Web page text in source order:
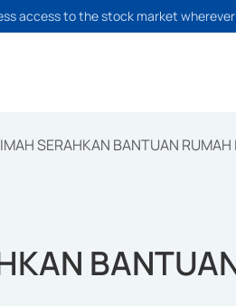
access to the stock market wherever
SERAHKAN BANTUAN